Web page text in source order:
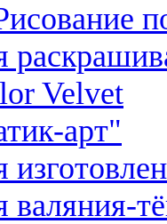
Velvet
арт"
валяния-